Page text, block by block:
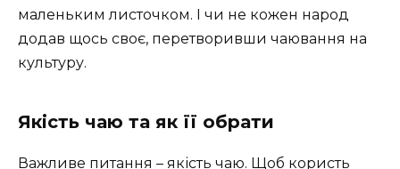
маленьким листочком. І чи не кожен народ
додав щось своє, перетворивши чаювання на
культуру.
Якість чаю та як її обрати
Важливе питання – якість чаю. Щоб користь